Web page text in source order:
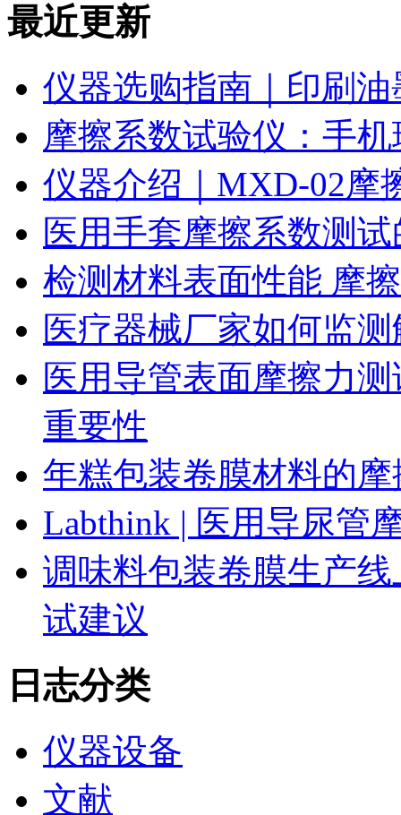
最近更新
仪器选购指南｜印刷
摩擦系数试验仪：手
仪器介绍｜MXD-02摩
医用手套摩擦系数测
检测材料表面性能 摩
医疗器械厂家如何监
医用导管表面摩擦力
重要性
年糕包装卷膜材料的
Labthink | 医用导尿管
调味料包装卷膜生产
试建议
日志分类
仪器设备
文献